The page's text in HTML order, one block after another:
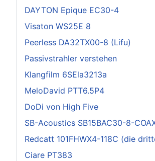
DAYTON Epique EC30-4
Visaton WS25E 8
Peerless DA32TX00-8 (Lifu)
Passivstrahler verstehen
Klangfilm 6SEla3213a
MeloDavid PTT6.5P4
DoDi von High Five
SB-Acoustics SB15BAC30-8-
Redcatt 101FHWX4-118C (die
Ciare PT383